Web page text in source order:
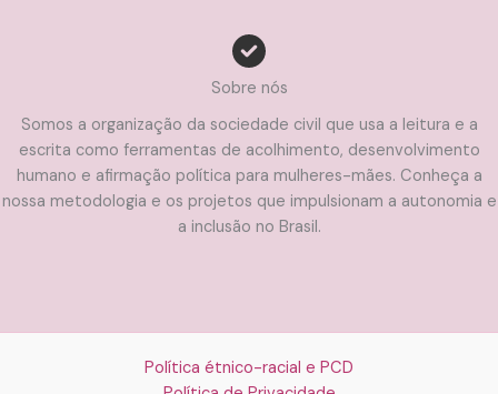
Sobre nós
Somos a organização da sociedade civil que usa a leitura e a
escrita como ferramentas de acolhimento, desenvolvimento
humano e afirmação política para mulheres-mães. Conheça a
nossa metodologia e os projetos que impulsionam a autonomia e
a inclusão no Brasil.
Política étnico-racial e PCD